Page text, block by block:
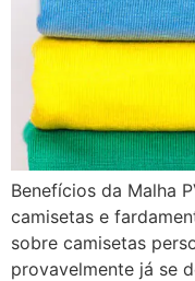
Benefícios da Malha
camisetas e
sobre camisetas
provavelmente já se